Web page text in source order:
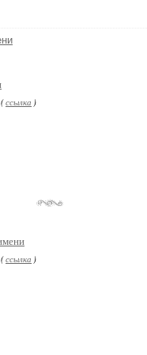
ссылка )
ссылка )